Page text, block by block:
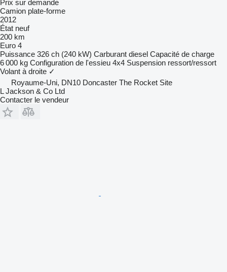
Prix sur demande
Camion plate-forme
2012
État neuf
200 km
Euro 4
Puissance 326 ch (240 kW) Carburant diesel Capacité de charge
6 000 kg Configuration de l'essieu 4x4 Suspension ressort/ressort
Volant à droite ✓
Royaume-Uni, DN10 Doncaster The Rocket Site
L Jackson & Co Ltd
Contacter le vendeur